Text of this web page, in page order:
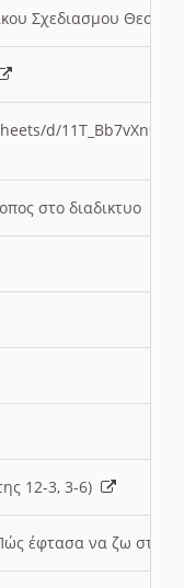
Σχεδιασμου
d/
στο διαδικτυο
12-3, 3-6)
έφτασα να ζω στην